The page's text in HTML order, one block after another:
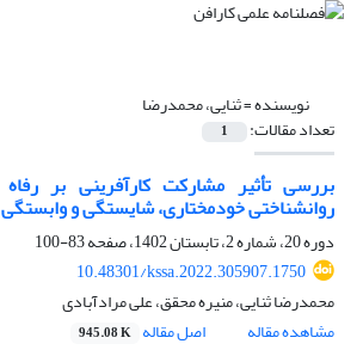
نویسنده =ثنایی، محمدرضا
تعداد مقالات: 1
بررسی تأثیر مشارکت کارآفرینی بر
روانشناختی خودمختاری، شایستگی و وابستگی
دوره 20، شماره 2، تابستان 1402، صفحه
83-100
10.48301/kssa.2022.305907.1750
محمدرضا ثنایی، منیره محقق، علی مرادآبادی
مشاهده مقاله
اصل مقاله 945.08 K